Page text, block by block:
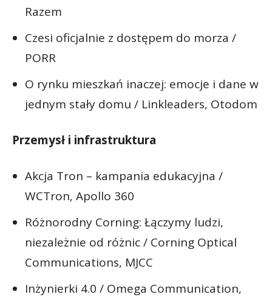
Razem
Czesi oficjalnie z dostępem do morza /
PORR
O rynku mieszkań inaczej: emocje i dane w
jednym stały domu / Linkleaders, Otodom
Przemysł i infrastruktura
Akcja Tron – kampania edukacyjna /
WCTron, Apollo 360
Różnorodny Corning: Łączymy ludzi,
niezależnie od różnic / Corning Optical
Communications, MJCC
Inżynierki 4.0 / Omega Communication,